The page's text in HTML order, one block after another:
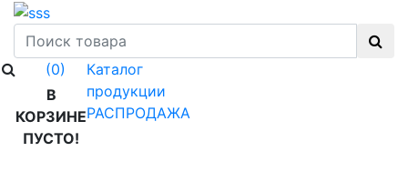
(0)
В
КОРЗИНЕ
ПУСТО!
Каталог
продукции
РАСПРОДАЖА